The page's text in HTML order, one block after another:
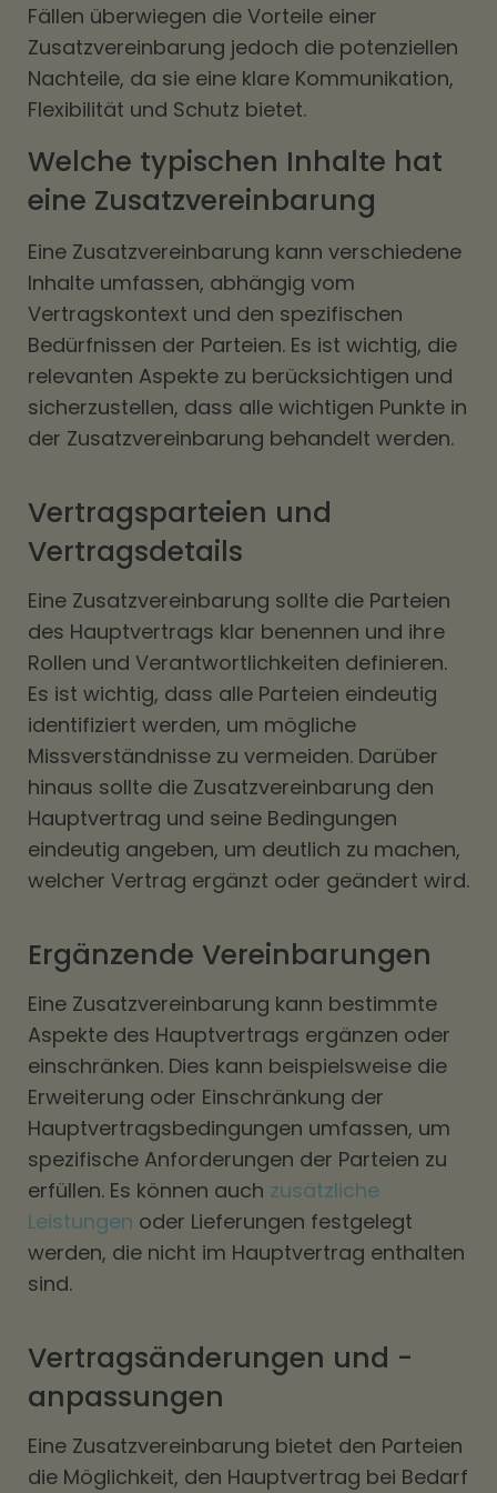
Fällen überwiegen die Vorteile einer
Zusatzvereinbarung jedoch die potenziellen
Nachteile, da sie eine klare Kommunikation,
Flexibilität und Schutz bietet.
Welche typischen Inhalte hat
eine Zusatzvereinbarung
Eine Zusatzvereinbarung kann verschiedene
Inhalte umfassen, abhängig vom
Vertragskontext und den spezifischen
Bedürfnissen der Parteien. Es ist wichtig, die
relevanten Aspekte zu berücksichtigen und
sicherzustellen, dass alle wichtigen Punkte in
der Zusatzvereinbarung behandelt werden.
Vertragsparteien und
Vertragsdetails
Eine Zusatzvereinbarung sollte die Parteien
des Hauptvertrags klar benennen und ihre
Rollen und Verantwortlichkeiten definieren.
Es ist wichtig, dass alle Parteien eindeutig
identifiziert werden, um mögliche
Missverständnisse zu vermeiden. Darüber
hinaus sollte die Zusatzvereinbarung den
Hauptvertrag und seine Bedingungen
eindeutig angeben, um deutlich zu machen,
welcher Vertrag ergänzt oder geändert wird.
Ergänzende Vereinbarungen
Eine Zusatzvereinbarung kann bestimmte
Aspekte des Hauptvertrags ergänzen oder
einschränken. Dies kann beispielsweise die
Erweiterung oder Einschränkung der
Hauptvertragsbedingungen umfassen, um
spezifische Anforderungen der Parteien zu
erfüllen. Es können auch zusätzliche
Leistungen oder Lieferungen festgelegt
werden, die nicht im Hauptvertrag enthalten
sind.
Vertragsänderungen und -
anpassungen
Eine Zusatzvereinbarung bietet den Parteien
die Möglichkeit, den Hauptvertrag bei Bedarf